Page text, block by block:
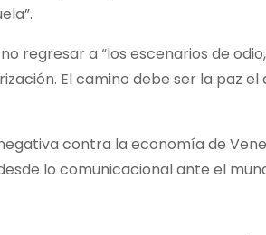
regresar a “los escenarios de
El camino debe ser la paz el
contra la economía de
lo comunicacional ante el